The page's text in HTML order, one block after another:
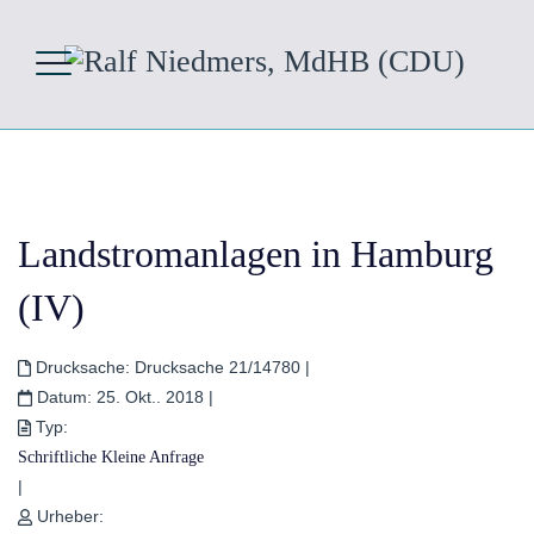
Landstromanlagen in Hamburg
(IV)
Drucksache: Drucksache 21/14780 |
Datum: 25. Okt.. 2018 |
Typ:
Schriftliche Kleine Anfrage
|
Urheber: